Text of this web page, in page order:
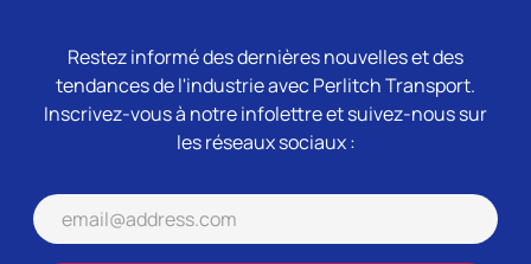
Restez informé des dernières nouvelles et des
tendances de l'industrie avec Perlitch Transport.
Inscrivez-vous à notre infolettre et suivez-nous sur
les réseaux sociaux :